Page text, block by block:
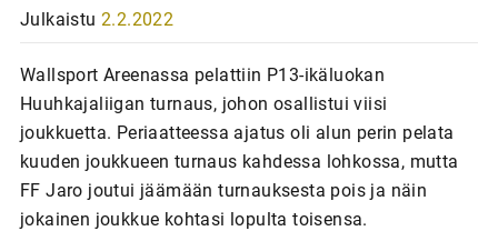
Julkaistu 2.2.2022
Wallsport Areenassa pelattiin P13-ikäluokan
Huuhkajaliigan turnaus, johon osallistui viisi
joukkuetta. Periaatteessa ajatus oli alun perin pelata
kuuden joukkueen turnaus kahdessa lohkossa, mutta
FF Jaro joutui jäämään turnauksesta pois ja näin
jokainen joukkue kohtasi lopulta toisensa.